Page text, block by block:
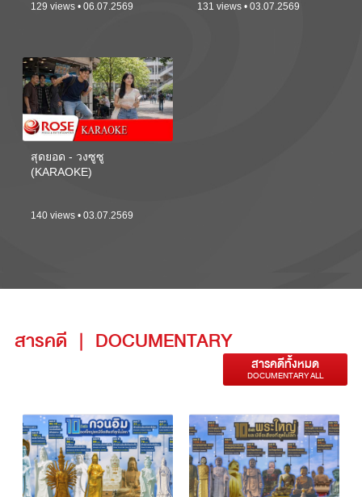
129 views • 06.07.2569 131 views • 03.07.2569
สุดยอด - วงซูซู
(KARAOKE)
140 views • 03.07.2569
สารคดี | DOCUMENTARY
สารคดีทั้งหมด
DOCUMENTARY ALL